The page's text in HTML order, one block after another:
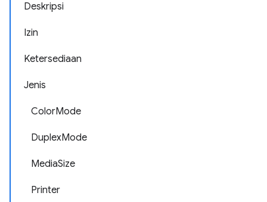
Deskripsi
Izin
Ketersediaan
Jenis
ColorMode
DuplexMode
MediaSize
Printer